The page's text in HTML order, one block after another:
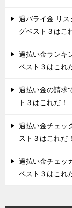
過バライ金 リ
グベスト３はこ
過払い金ランキ
ベスト３はこれ
過払い金の請求
ト３はこれだ！
過払い金チェッ
スト３はこれだ！
過払い金チェッ
ベスト３はこれ